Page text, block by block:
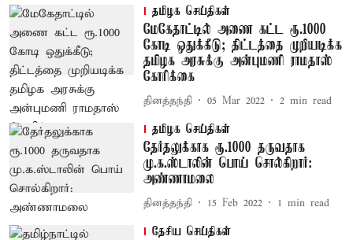
தமிழக செய்திகள்
மேகேதாட்டில் அணை கட்ட ரூ.1000
கோடி ஒதுக்கீடு; திட்டத்தை முறியடிக்க
தமிழக அரசுக்கு அன்புமணி ராமதாஸ்
கோரிக்கை
தினத்தந்தி 05 Mar 2022 2 min read
தமிழக செய்திகள்
தேர்தலுக்காக ரூ.1000 தருவதாக
மு.க.ஸ்டாலின் பொய் சொல்கிறார்:
அண்ணாமலை
தினத்தந்தி 15 Feb 2022 1 min read
தேசிய செய்திகள்